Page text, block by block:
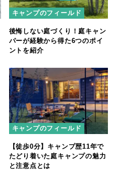
キャンプのフィールド
後悔しない庭づくり！庭キャン
パーが経験から得た6つのポイ
ントを紹介
キャンプのフィールド
【徒歩0分】キャンプ歴11年で
たどり着いた庭キャンプの魅力
と注意点とは